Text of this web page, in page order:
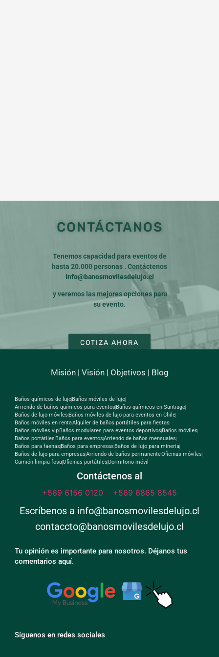
CONTÁCTANOS
Tenemos capacidad para eventos de
hasta 20.000 personas . Contáctenos
info@banosmovilesdelujo.cl
y veremos las mejores opciones para
su evento.
COTIZA AHORA
Misión| Visión| Objetivos | Blog
Baños químicos de lujo Baños móviles de lujo
Arriendo de baños químicos para eventos Baños químicos en Santiago
Baños de lujo móviles Baños móviles de lujo para eventos en Chile
Baños móviles en rentaAlquiler de baños portátiles para fiestas
Baños móviles vip Baños modulares para eventos deportivos Baños móviles
Baños portátiles Baños para eventosArriendo de baños mensuales
Baños para faenas Baños para empresas Baños de lujo para mineria
Baños de lujo para empresasArriendo de baños permanenteOficinas móviles
Camión limpia fosaOficinas portátiles Dormitorio móvil
Contáctenos al
+569 6156 0120 o +569 6865 8545
Escríbenos a info@banosmovilesdelujo.cl
contaccto@banosmovilesdelujo.cl
Tu opinión es importante para nosotros. Déjanos tus
comentarios aquí.
Síguenos en redes sociales